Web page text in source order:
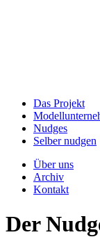
Das Projekt
Nudges
Selber nudgen
Über uns
Archiv
Kontakt
Der